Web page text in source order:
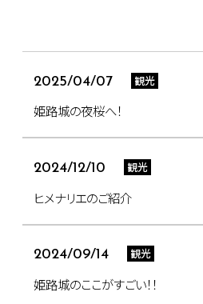
2025/04/07 観光
姫路城の夜桜へ！
2024/12/10 観光
ヒメナリエのご紹介
2024/09/14 観光
姫路城のここがすごい！！